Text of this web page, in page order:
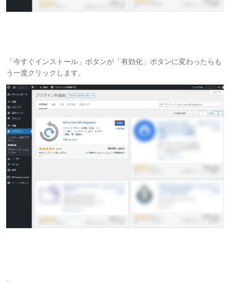
「今すぐインストール」ボタンが「有効化」ボタンに変わったらも
う一度クリックします。